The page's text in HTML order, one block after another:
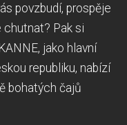
povzbudí, prospěje
chutnat? Pak si
jako hlavní
republiku, nabízí
bohatých čajů